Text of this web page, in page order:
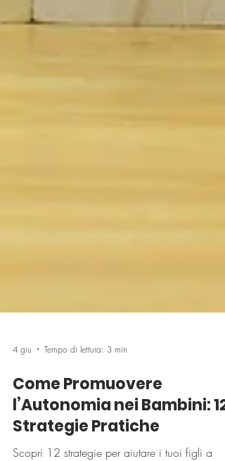
4 giu Tempo di lettura: 3 min
Come Promuovere
l’Autonomia nei Bambini: 12